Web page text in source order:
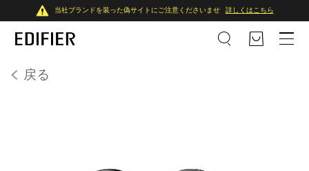
当社ブランドを装った偽サイトにご注意くださいませ 詳しくはこちら
戻る